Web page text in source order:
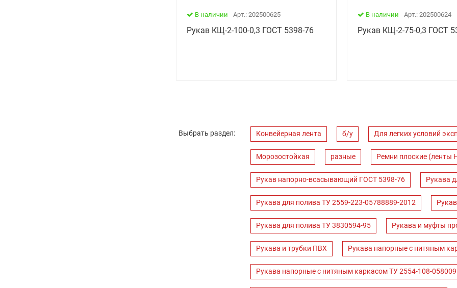
В наличии Арт.: 202500625
Рукав КЩ-2-100-0,3 ГОСТ 5398-76
В наличии Арт.: 202500624
Рукав КЩ-2-75-0,3 ГОСТ
Выбрать раздел: Конвейерная лента б/у Для легких условий
Морозостойкая разные Ремни плоские (ленты
Рукав напорно-всасывающий ГОСТ 5398-76 Рукава
Рукава для полива ТУ 2559-223-05788889-2012
Рукава для полива ТУ 3830594-95 Рукава и муфты
Рукава и трубки ПВХ Рукава напорные с нитяным
Рукава напорные с нитяным каркасом ТУ 2554-108-